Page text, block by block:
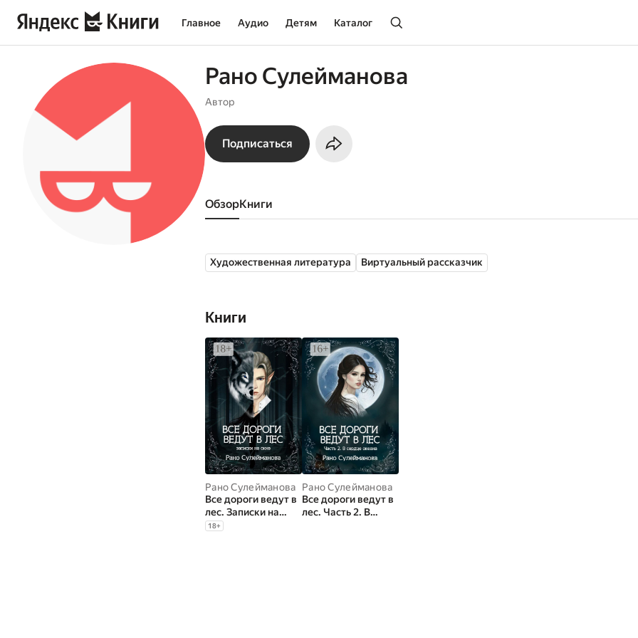
Главное Аудио Детям Каталог
Рано Сулейманова
Автор
Подписаться
Обзор книги
Художественная литература Виртуальный рассказчик
Книги
Рано Сулейманова
Все дороги ведут в
лес. Записки на
окне
18+
Рано Сулейманова
Все дороги ведут в
лес. Часть 2. В